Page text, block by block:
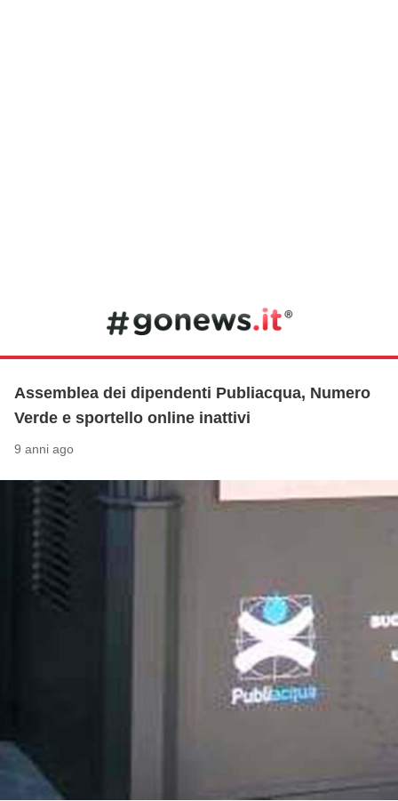
Assemblea dei dipendenti Publiacqua, Numero
Verde e sportello online inattivi
9 anni ago